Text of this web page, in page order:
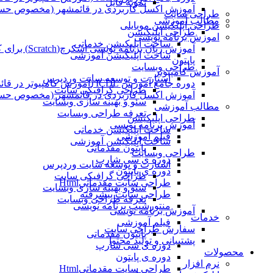
آموزش اکسل کاربردی در قائمشهر (مخصوص
مطالب آموزشی
طراحی اپلیکیشن
ساخت اپلیکیشن خدماتی
ساخت اپلیکیشن آموزشی
طراحی وبسایت
استارت و توسعه سایت وردپرس
طراحی گرافیکی سایت
سئو و بهینه سازی وبسایت
تعرفه طراحی وبسایت
آموزش برنامه نویسی
فیلم آموزشی
پایتون مقدماتی
دوره ی سی شارپ
دوره ی پایتون
طراحی سایت مقدماتیHtml
طراحی سایت پیشرفته
منتورشیپ برنامه نویسی
خدمات
سفارش طراحی سایت
پشتیبانی و تولید محتوا
محصولات
نرم افزار
طراحی سایت
طراحی اپلیکیشن موبایلی
اموزش برنامه نویسی
آموزش زبان برنامه نویسی اسکرچ(Scratch) برای کودکان
پایتون
آموزش کامپیوتر
دوره جامع آموزش ICDL (آموزش کامپیوتر در قائمشهر)
آموزش اکسل کاربردی در قائمشهر (مخصوص
مطالب آموزشی
طراحی اپلیکیشن
ساخت اپلیکیشن خدماتی
ساخت اپلیکیشن آموزشی
طراحی وبسایت
استارت و توسعه سایت وردپرس
طراحی گرافیکی سایت
سئو و بهینه سازی وبسایت
تعرفه طراحی وبسایت
آموزش برنامه نویسی
فیلم آموزشی
پایتون مقدماتی
دوره ی سی شارپ
دوره ی پایتون
طراحی سایت مقدماتیHtml